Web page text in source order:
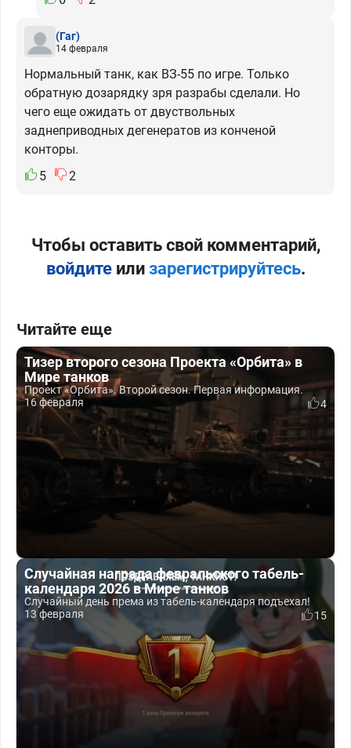
(Гаг)
14 февраля
Нормальный танк, как ВЗ-55 по игре. Только
обратную дозарядку зря разрабы сделали. Но
чего еще ожидать от двуствольных
заднеприводных дегенератов из конченой
конторы.
5
2
Чтобы оставить свой комментарий,
войдитеили зарегистрируйтесь.
Читайте еще
Тизер второго сезона Проекта «Орбита» в
Мире танков
Проект «Орбита». Второй сезон. Первая информация.
16 февраля
4
Случайная награда февральского табель-
календаря 2026 в Мире танков
Случайный день према из табель-календаря подъехал!
13 февраля
15